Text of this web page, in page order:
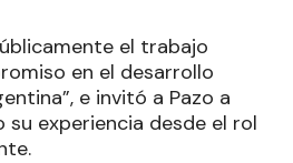
el trabajo
en el desarrollo
e invitó a Pazo a
experiencia desde el rol